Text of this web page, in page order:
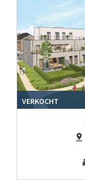
VERKOCHT